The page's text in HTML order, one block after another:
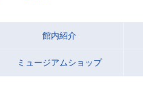
館内紹介
ミュージアムショップ